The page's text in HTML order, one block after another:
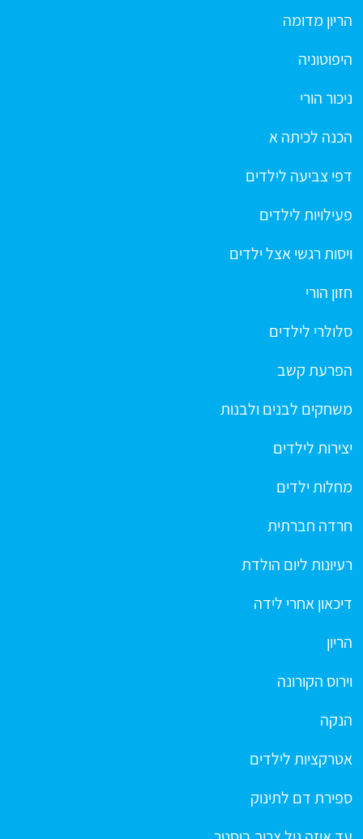
הריון מדומה
היפוטוניה
ניכור הורי
הכנה לכיתה א
דפי צביעה לילדים
פעילויות לילדים
ויסות רגשי אצל ילדים
חזון הורי
סלולרי לילדים
הפרעת קשב
משחקים לבנים ולבנות
יצירות לילדים
מחלות ילדים
חרדה חברתית
רעיונות ליום הולדת
דיכאון אחרי לידה
הריון
וירוס הקורונה
הנקה
אטרקציות לילדים
ספירת דם לתינוק